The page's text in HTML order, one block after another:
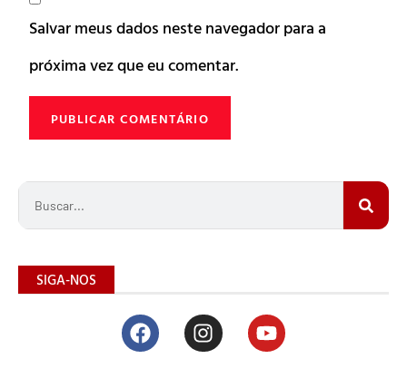
Salvar meus dados neste navegador para a
próxima vez que eu comentar.
SIGA-NOS